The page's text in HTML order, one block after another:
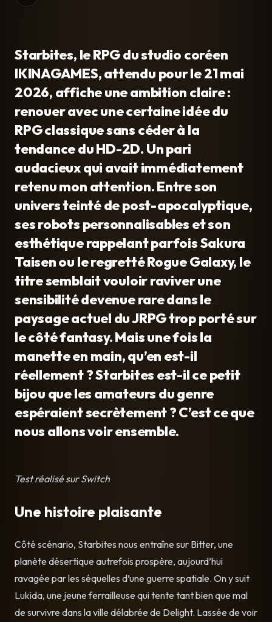
Starbites, le RPG du studio coréen
IKINAGAMES, attendu pour le 21 mai
2026, affiche une ambition claire :
renouer avec une certaine idée du
RPG classique sans céder à la
tendance du HD-2D. Un pari
audacieux qui avait immédiatement
retenu mon attention. Entre son
univers teinté de post-apocalyptique,
ses robots personnalisables et son
esthétique rappelant parfois Sakura
Taisen ou le regretté Rogue Galaxy, le
titre semblait vouloir raviver une
sensibilité devenue rare dans le
paysage actuel du JRPG trop porté sur
le côté fantasy. Mais une fois la
manette en main, qu’en est-il
réellement ? Starbites est-il ce petit
bijou que les amateurs du genre
espéraient secrètement ? C’est ce que
nous allons voir ensemble.
Test réalisé sur Switch
Une histoire plaisante
Côté scénario, Starbites nous entraîne sur Bitter, une
planète désertique autrefois prospère, aujourd’hui
ravagée par les séquelles d’une guerre spatiale. On y suit
Lukida, une jeune ferrailleuse qui tente tant bien que mal
de survivre dans la ville délabrée de Delight. Lassée de voir